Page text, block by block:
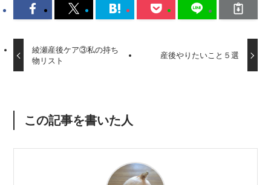
綾瀬産後ケア③私の持ち
物リスト
産後やりたいこと５選
この記事を書いた人